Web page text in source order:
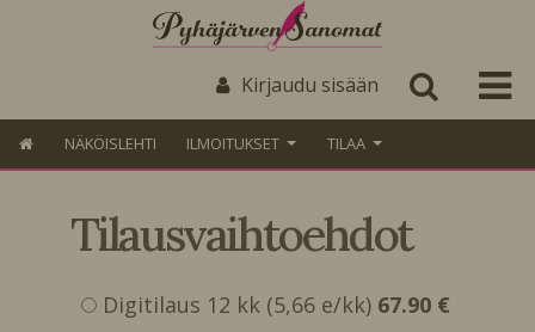
Kirjaudu sisään
NÄKÖISLEHTI ILMOITUKSET TILAA
Tilausvaihtoehdot
Digitilaus 12 kk (5,66 e/kk) 67.90 €